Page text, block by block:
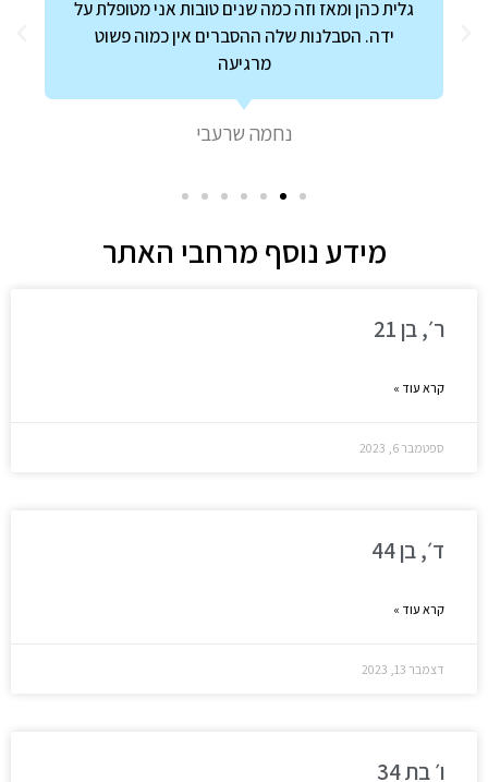
ותמיד נמצא מזור לכל בעיה. פתרונות יעילים
ויצירתיים. מעלה חיוך לפנים.ממליצה מאוד!!😀
Ronit Avni‎
מידע נוסף מרחבי האתר
ר׳, בן 21
קרא עוד »
ספטמבר 6, 2023
ד׳, בן 44
קרא עוד »
דצמבר 13, 2023
ו׳ בת 34